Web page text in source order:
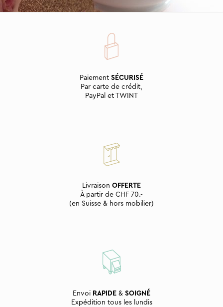
Paiement SÉCURISÉ
Par carte de crédit,
PayPal et TWINT
Livraison OFFERTE
À partir de CHF 70.-
(en Suisse & hors mobilier)
Envoi RAPIDE & SOIGNÉ
Expédition tous les lundis